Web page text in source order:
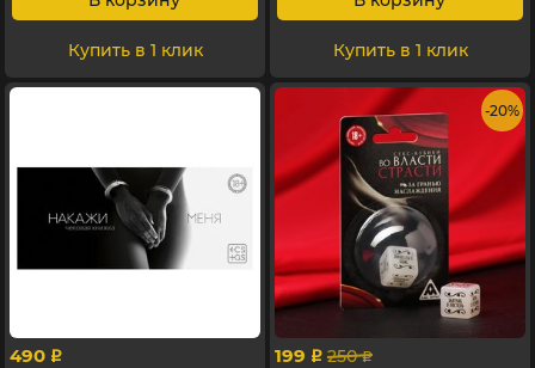
Купить в 1 клик Купить в 1 клик
490 p
- 20%
199 p 250 p